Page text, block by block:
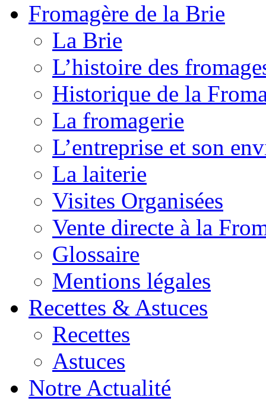
Fromagère de la Brie
La Brie
L’histoire des
Historique de la
La fromagerie
L’entreprise et son
La laiterie
Visites Organisées
Vente directe à la
Glossaire
Mentions légales
Recettes & Astuces
Recettes
Astuces
Notre Actualité